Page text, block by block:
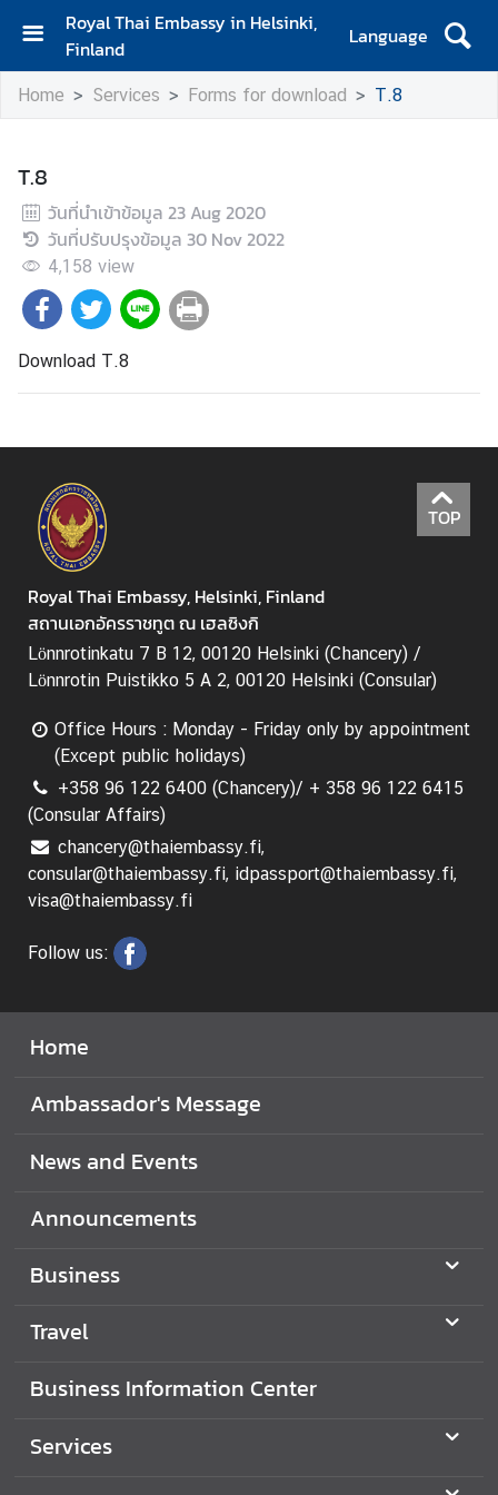
Royal Thai Embassy in Helsinki,
Finland
Language
H
o
A
m
b
a
s
s
a
d
r
s
M
e
s
s
a
g
e
N
e
w
s
n
d
A
c
t
v
i
i
s
B
s
n
s
Home Services Forms for download T.8
T.8
วันที่นำเข้าข้อมูล 23 Aug 2020
วันที่ปรับปรุงข้อมูล 30 Nov 2022
4,158 view
Download T.8
TOP
Royal Thai Embassy, Helsinki, Finland
สถานเอกอัครราชทูต ณ เฮลซิงกิ
Lönnrotinkatu 7 B 12, 00120 Helsinki (Chancery) /
Lönnrotin Puistikko 5 A 2, 00120 Helsinki (Consular)
Office Hours : Monday - Friday only by appointment
(Except public holidays)
+358 96 122 6400 (Chancery)/ + 358 96 122 6415
(Consular Affairs)
chancery@thaiembassy.fi,
consular@thaiembassy.fi, idpassport@thaiembassy.fi,
visa@thaiembassy.fi
Follow us:
Home
Ambassador's Message
News and Events
Announcements
Business
Travel
Business Information Center
Services